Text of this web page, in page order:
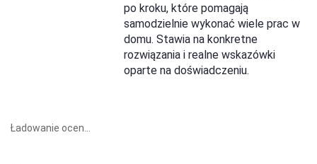
po kroku, które pomagają
samodzielnie wykonać wiele prac w
domu. Stawia na konkretne
rozwiązania i realne wskazówki
oparte na doświadczeniu.
Ładowanie ocen...